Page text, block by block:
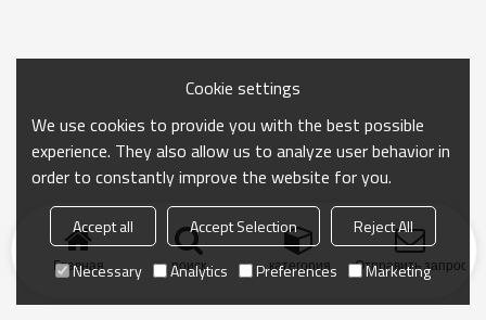
Главная поиск категория Отправить запрос
Cookie settings
We use cookies to provide you with the best possible
experience. They also allow us to analyze user behavior in
order to constantly improve the website for you.
Accept all Accept Selection
Reject All
Necessary
Analytics Preferences Marketing